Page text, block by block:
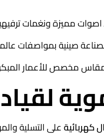
مميزة ونغمات
صينية بمواصفات
مخصص للأعمار
كهربائيةعلى التسلية